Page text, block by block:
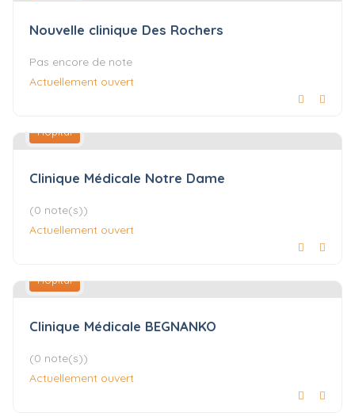
Nouvelle clinique Des Rochers
Pas encore de note
Actuellement ouvert
Hôpital
Clinique Médicale Notre Dame
(0 note(s))
Actuellement ouvert
Hôpital
Clinique Médicale BEGNANKO
(0 note(s))
Actuellement ouvert